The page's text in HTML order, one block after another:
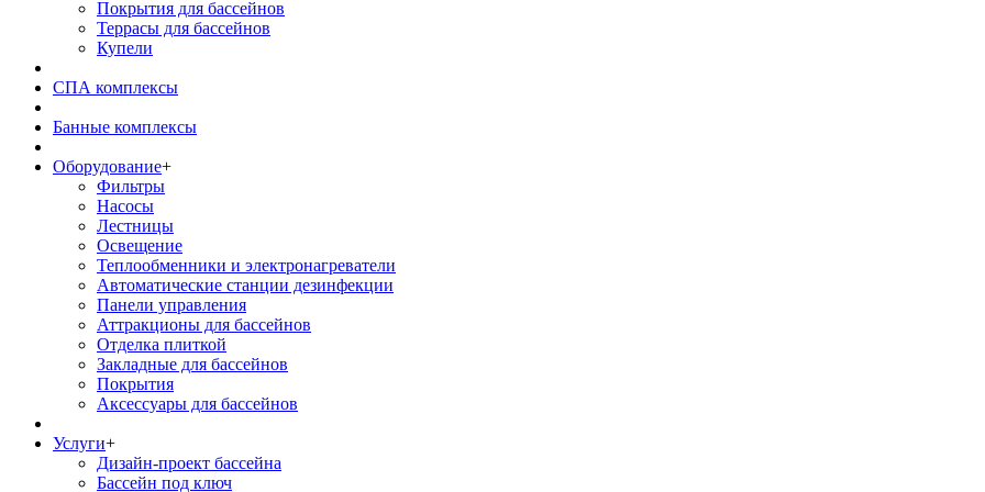
Покрытия для бассейнов
Террасы для бассейнов
Купели
СПА комплексы
Банные комплексы
Оборудование+
Фильтры
Насосы
Лестницы
Освещение
Теплообменники и электронагреватели
Автоматические станции дезинфекции
Панели управления
Аттракционы для бассейнов
Отделка плиткой
Закладные для бассейнов
Покрытия
Аксессуары для бассейнов
Услуги+
Дизайн-проект бассейна
Бассейн под ключ